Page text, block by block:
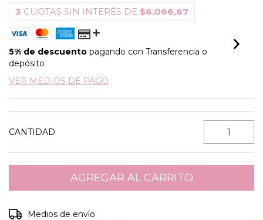
3 CUOTAS SIN INTERÉS DE $6.066,67
5% de descuento pagando con Transferencia o
depósito
VER MEDIOS DE PAGO
CANTIDAD
Entregas para el CP:
Medios de envío